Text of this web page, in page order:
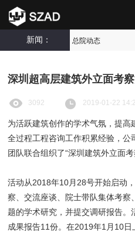
新闻：
深圳超高层建筑外立面考
3092 2019-01-22
为活跃建筑创作的学术气氛，提高
全过程工程咨询工作积累经验，
团队联合组织了“深圳建筑外立面考
活动从2018年10月28号开始启动
察、交流座谈、院士带队集体考
题的学术研究，并提交调研报告
成果报告11份。在2019年1月10